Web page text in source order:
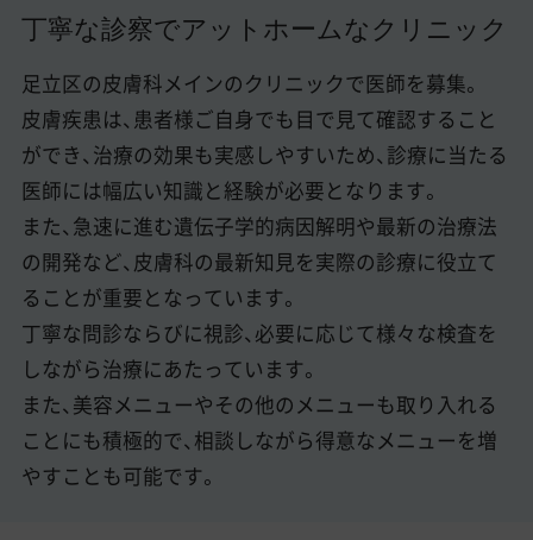
美容医療辞典
よくあるご質問
医師採用ご担当者様・その他問い合わせ
丁寧な診察でアットホームなクリニック
足立区の皮膚科メインのクリニックで医師を募集。
皮膚疾患は、患者様ご自身でも目で見て確認すること
ができ、治療の効果も実感しやすいため、診療に当たる
医師には幅広い知識と経験が必要となります。
また、急速に進む遺伝子学的病因解明や最新の治療法
の開発など、皮膚科の最新知見を実際の診療に役立て
ることが重要となっています。
丁寧な問診ならびに視診、必要に応じて様々な検査を
しながら治療にあたっています。
また、美容メニューやその他のメニューも取り入れる
ことにも積極的で、相談しながら得意なメニューを増
やすことも可能です。